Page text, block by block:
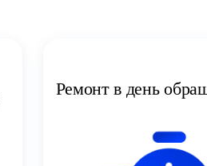
Ремонт в день